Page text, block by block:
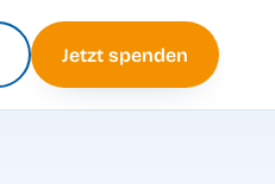
Jetzt spenden